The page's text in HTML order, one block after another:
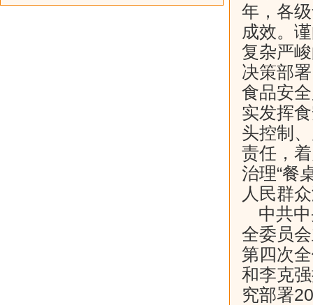
年，各
成效。
复杂严
决策部
食品安
实发挥
头控制
责任，
治理“餐
人民群
中共
全委员
第四次
和李克
究部署